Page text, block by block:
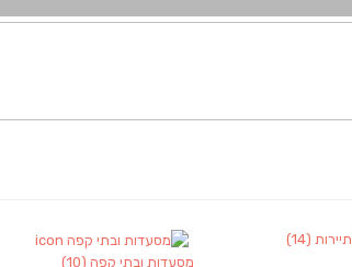
תיירות (14)
מסעדות ובתי קפה (10)